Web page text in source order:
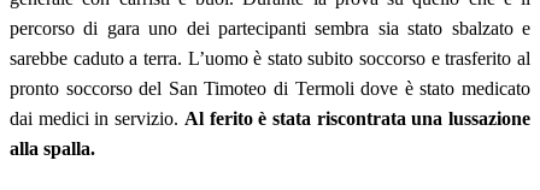
percorso di gara uno dei partecipanti sembra sia stato sbalzato e
sarebbe caduto a terra. L’uomo è stato subito soccorso e trasferito al
pronto soccorso del San Timoteo di Termoli dove è stato medicato
dai medici in servizio. Al ferito è stata riscontrata una lussazione
alla spalla.